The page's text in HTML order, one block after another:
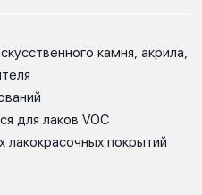
камня, акрила,
для лаков VOC
покрытий